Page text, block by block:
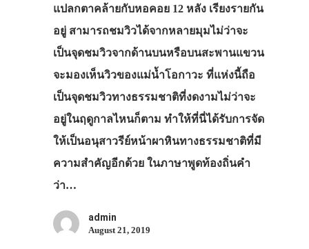
แปลกตาคล้ายกับหอคอย 12 หลัง เรียงรายกัน
อยู่ สามารถชมวิวได้จากหลายมุมไม่ว่าจะ
เป็นจุดชมวิวจากด้านบนหรือบนสะพานแขวน
จะมองเห็นวิวของแม่น้ำโอกาวะ ที่แห่งนี้ถือ
เป็นจุดชมวิวทางธรรมชาติที่งดงามไม่ว่าจะ
อยู่ในฤดูกาลไหนก็ตาม ทำให้ที่นี่ได้รับการจัด
ให้เป็นอนุสาวรีย์หน้าผาหินทางธรรมชาติที่มี
ความสำคัญอีกด้วย ในภาษาพูดท้องถิ่นคำ
ว่า…
admin
August 21, 2019